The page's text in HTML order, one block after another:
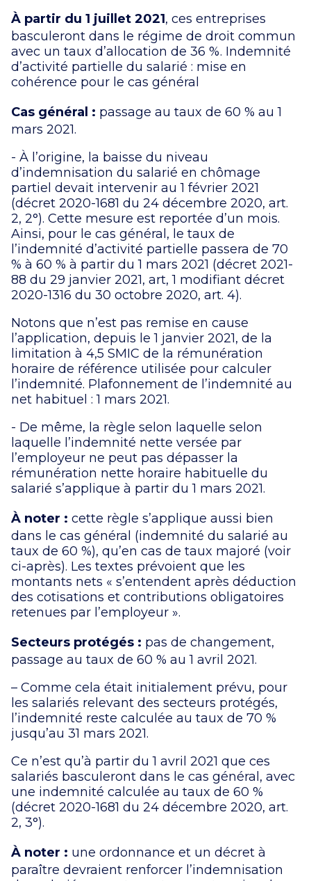
À partir du 1 juillet 2021, ces entreprises
basculeront dans le régime de droit commun
avec un taux d’allocation de 36 %. Indemnité
d’activité partielle du salarié : mise en
cohérence pour le cas général
Cas général : passage au taux de 60 % au 1
mars 2021.
- À l’origine, la baisse du niveau
d’indemnisation du salarié en chômage
partiel devait intervenir au 1 février 2021
(décret 2020-1681 du 24 décembre 2020, art.
2, 2°). Cette mesure est reportée d’un mois.
Ainsi, pour le cas général, le taux de
l’indemnité d’activité partielle passera de 70
% à 60 % à partir du 1 mars 2021 (décret 2021-
88 du 29 janvier 2021, art, 1 modifiant décret
2020-1316 du 30 octobre 2020, art. 4).
Notons que n’est pas remise en cause
l’application, depuis le 1 janvier 2021, de la
limitation à 4,5 SMIC de la rémunération
horaire de référence utilisée pour calculer
l’indemnité. Plafonnement de l’indemnité au
net habituel : 1 mars 2021.
- De même, la règle selon laquelle selon
laquelle l’indemnité nette versée par
l’employeur ne peut pas dépasser la
rémunération nette horaire habituelle du
salarié s’applique à partir du 1 mars 2021.
À noter : cette règle s’applique aussi bien
dans le cas général (indemnité du salarié au
taux de 60 %), qu’en cas de taux majoré (voir
ci-après). Les textes prévoient que les
montants nets « s’entendent après déduction
des cotisations et contributions obligatoires
retenues par l’employeur ».
Secteurs protégés : pas de changement,
passage au taux de 60 % au 1 avril 2021.
– Comme cela était initialement prévu, pour
les salariés relevant des secteurs protégés,
l’indemnité reste calculée au taux de 70 %
jusqu’au 31 mars 2021.
Ce n’est qu’à partir du 1 avril 2021 que ces
salariés basculeront dans le cas général, avec
une indemnité calculée au taux de 60 %
(décret 2020-1681 du 24 décembre 2020, art.
2, 3°).
À noter : une ordonnance et un décret à
paraître devraient renforcer l’indemnisation